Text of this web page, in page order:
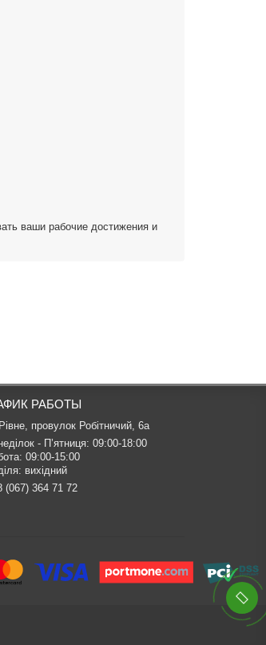
ваши рабочие достижения и
РАБОТЫ
провулок Робітничий, 6а
- П’ятниця: 09:00-18:00
09:00-15:00
вихідний
(067) 364 71 72